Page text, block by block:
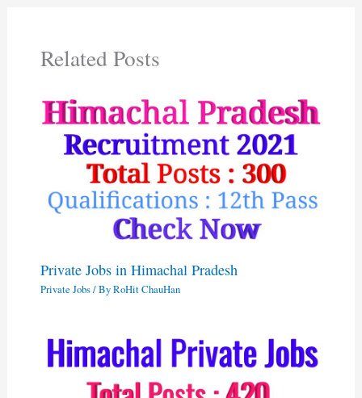
Related Posts
Private Jobs in Himachal Pradesh
Private Jobs/ ByRoHit ChauHan